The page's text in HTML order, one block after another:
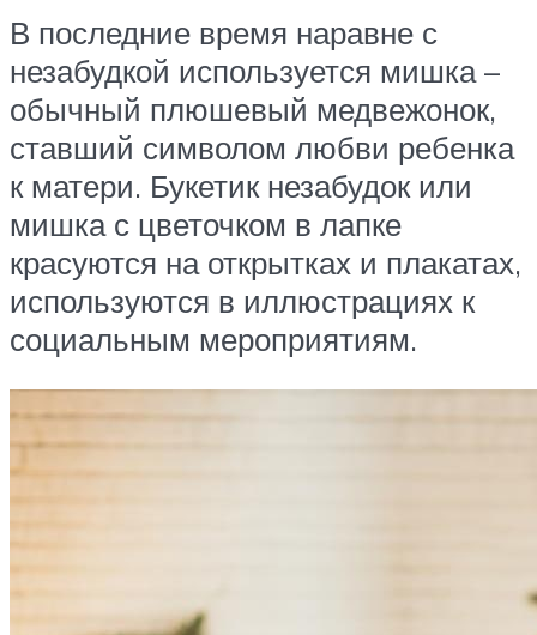
В последние время наравне с
незабудкой используется мишка –
обычный плюшевый медвежонок,
ставший символом любви ребенка
к матери. Букетик незабудок или
мишка с цветочком в лапке
красуются на открытках и плакатах,
используются в иллюстрациях к
социальным мероприятиям.